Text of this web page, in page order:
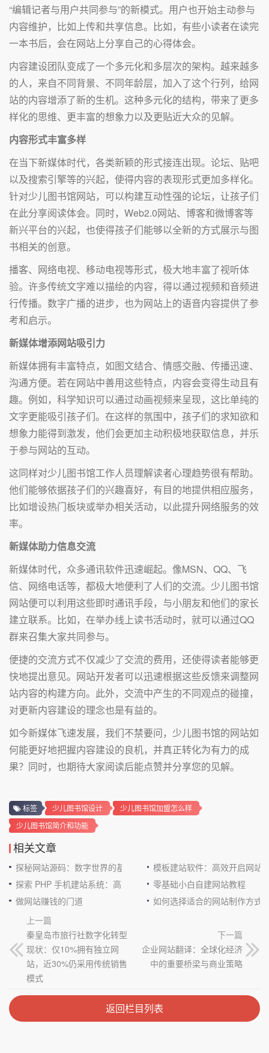
“编辑记者与用户共同参与”的新模式。用户也开始主动参与
内容维护，比如上传和共享信息。比如，有些小读者在读完
一本书后，会在网站上分享自己的心得体会。
内容建设团队变成了一个多元化和多层次的架构。越来越多
的人，来自不同背景、不同年龄层，加入了这个行列，给网
站的内容增添了新的生机。这种多元化的结构，带来了更多
样化的思维、更丰富的想象力以及更贴近大众的见解。
内容形式丰富多样
在当下新媒体时代，各类新颖的形式接连出现。论坛、贴吧
以及搜索引擎等的兴起，使得内容的表现形式更加多样化。
针对少儿图书馆网站，可以构建互动性强的论坛，让孩子们
在此分享阅读体会。同时，Web2.0网站、博客和微博客等
新兴平台的兴起，也使得孩子们能够以全新的方式展示与图
书相关的创意。
播客、网络电视、移动电视等形式，极大地丰富了视听体
验。许多传统文字难以描绘的内容，得以通过视频和音频进
行传播。数字广播的进步，也为网站上的语音内容提供了参
考和启示。
新媒体增添网站吸引力
新媒体拥有丰富特点，如图文结合、情感交融、传播迅速、
沟通方便。若在网站中善用这些特点，内容会变得生动且有
趣。例如，科学知识可以通过动画视频来呈现，这比单纯的
文字更能吸引孩子们。在这样的氛围中，孩子们的求知欲和
想象力能得到激发，他们会更加主动积极地获取信息，并乐
于参与网站的互动。
这同样对少儿图书馆工作人员理解读者心理趋势很有帮助。
他们能够依据孩子们的兴趣喜好，有目的地提供相应服务，
比如增设热门板块或举办相关活动，以此提升网络服务的效
率。
新媒体助力信息交流
新媒体时代，众多通讯软件迅速崛起。像MSN、QQ、飞
信、网络电话等，都极大地便利了人们的交流。少儿图书馆
网站便可以利用这些即时通讯手段，与小朋友和他们的家长
建立联系。比如，在举办线上读书活动时，就可以通过QQ
群来召集大家共同参与。
便捷的交流方式不仅减少了交流的费用，还使得读者能够更
快地提出意见。网站开发者可以迅速根据这些反馈来调整网
站内容的构建方向。此外，交流中产生的不同观点的碰撞，
对更新内容建设的理念也是有益的。
如今新媒体飞速发展，我们不禁要问，少儿图书馆的网站如
何能更好地把握内容建设的良机，并真正转化为有力的成
果？同时，也期待大家阅读后能点赞并分享您的见解。
标签 少儿图书馆设计
少儿图书馆加盟怎么样
少儿图书馆简介和功能
相关文章
探秘网站源码：数字世界的基石
模板建站软件：高效开启网站
探索 PHP 手机建站系统：高效与便捷的完美结合零基础小白自建网站教程
做网站赚钱的门道
如何选择适合的网站制作方式
上一篇
秦皇岛市旅行社数字化转型
现状：仅10%拥有独立网
站，近30%仍采用传统销售
模式
下一篇
企业网站翻译：全球化经济
中的重要桥梁与商业策略
返回栏目列表